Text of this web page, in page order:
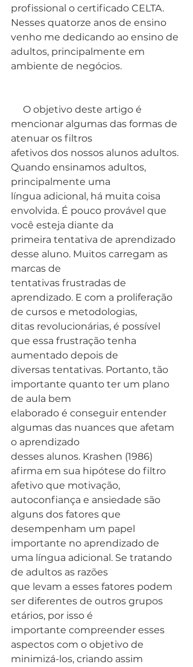
profissional o certificado CELTA.
Nesses quatorze anos de ensino
venho me dedicando ao ensino de
adultos, principalmente em
ambiente de negócios.
mencionar algumas das formas de
atenuar os filtros
afetivos dos nossos alunos adultos.
Quando ensinamos adultos,
principalmente uma
língua adicional, há muita coisa
envolvida. É pouco provável que
você esteja diante da
primeira tentativa de aprendizado
desse aluno. Muitos carregam as
marcas de
tentativas frustradas de
aprendizado. E com a proliferação
de cursos e metodologias,
ditas revolucionárias, é possível
que essa frustração tenha
aumentado depois de
diversas tentativas. Portanto, tão
importante quanto ter um plano
de aula bem
elaborado é conseguir entender
algumas das nuances que afetam
o aprendizado
desses alunos. Krashen (1986)
afirma em sua hipótese do filtro
afetivo que motivação,
autoconfiança e ansiedade são
alguns dos fatores que
desempenham um papel
importante no aprendizado de
uma língua adicional. Se tratando
de adultos as razões
que levam a esses fatores podem
ser diferentes de outros grupos
etários, por isso é
importante compreender esses
aspectos com o objetivo de
minimizá-los, criando assim